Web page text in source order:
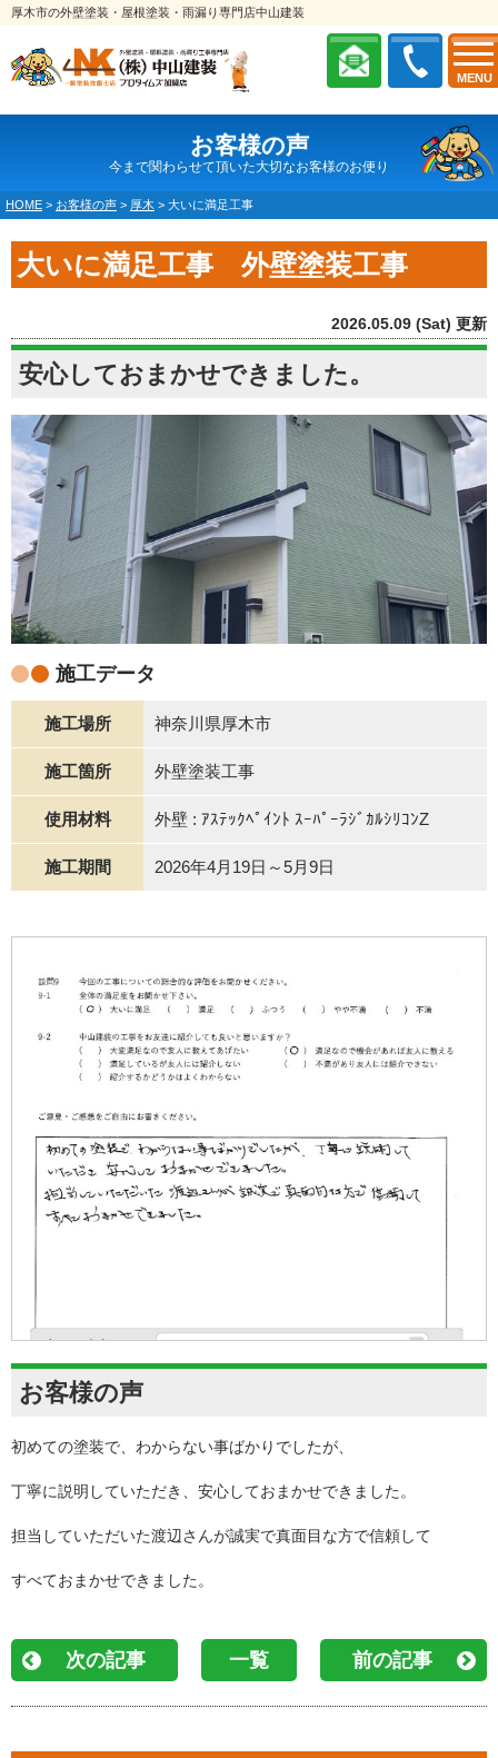
MENU
厚木市の外壁塗装・屋根塗装・雨漏り専門店中山建装
お客様の声
今まで関わらせて頂いた大切なお客様のお便り
HOME > お客様の声 > 厚木 > 大いに満足工事
大いに満足工事 外壁塗装工事
2026.05.09 (Sat) 更新
安心しておまかせできました。
施工データ
施工場所 神奈川県厚木市
施工箇所 外壁塗装工事
使用材料 外壁 : ｱｽﾃｯｸﾍﾟｲﾝﾄ ｽｰﾊﾟｰﾗｼﾞｶﾙｼﾘｺﾝZ
施工期間 2026年4月19日～5月9日
お客様の声
初めての塗装で、わからない事ばかりでしたが、
丁寧に説明していただき、安心しておまかせできました。
担当していただいた渡辺さんが誠実で真面目な方で信頼して
すべておまかせできました。
次の記事 一覧 前の記事